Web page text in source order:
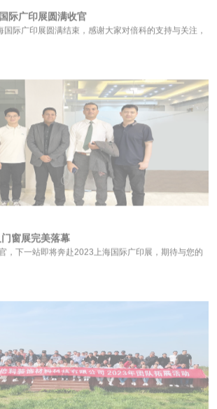
门窗展完美落幕
，下一站即将奔赴2023上海国际广印展，期待与您的
—江苏倍科2023年度春季团建活动圆满举行
季团建活动